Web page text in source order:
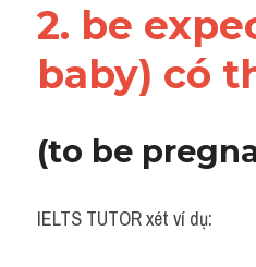
2. be
baby) có
(to be
IELTS TUTOR xét ví dụ: